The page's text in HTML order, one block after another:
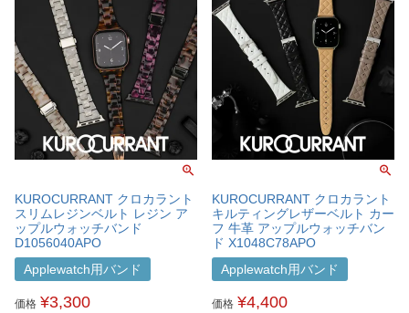
KUROCURRANT クロカラント
スリムレジンベルト レジン ア
ップルウォッチバンド
D1056040APO
Applewatch用バンド
価格 ¥3,300
KUROCURRANT クロカラント
キルティングレザーベルト カー
フ 牛革 アップルウォッチバン
ド X1048C78APO
Applewatch用バンド
価格 ¥4,400